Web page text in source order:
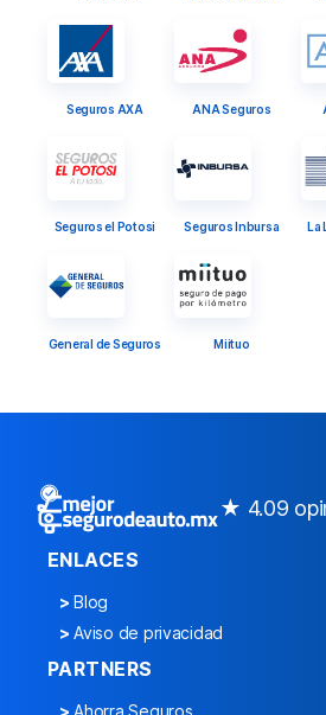
Seguros AXA ANA Seguros
Seguros el Potosi Seguros Inbursa La
General de Seguros Miituo
★ 4.09
ENLACES
> Blog
> Aviso de privacidad
PARTNERS